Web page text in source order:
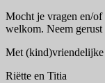
Mocht je vragen en/of
welkom. Neem gerust
Met (kind)vriendelijke
Riëtte en Titia